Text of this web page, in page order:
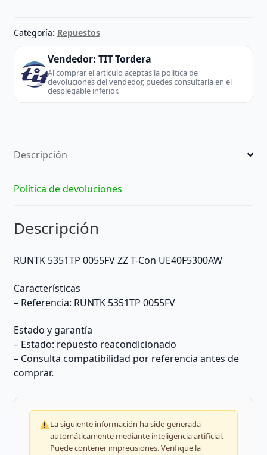
5351TP
0055FV
Runtk
/
Categoría: Repuestos
Vendedor: TIT Tordera
Al comprar el artículo aceptas la política de
devoluciones del vendedor, puedes consultarla en el
desplegable inferior.
Descripción
Política de devoluciones
Descripción
RUNTK 5351TP 0055FV ZZ T-Con UE40F5300AW
Características
– Referencia: RUNTK 5351TP 0055FV
Estado y garantía
– Estado: repuesto reacondicionado
– Consulta compatibilidad por referencia antes de
comprar.
La siguiente información ha sido generada
automáticamente mediante inteligencia artificial.
Puede contener imprecisiones. Verifique la